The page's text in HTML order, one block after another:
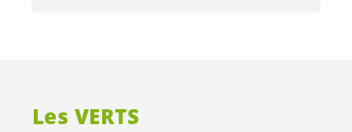
Les VERTS